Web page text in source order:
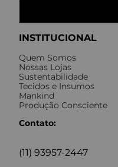
INSTITUCIONAL
Quem Somos
Nossas Lojas
Sustentabilidade
Tecidos e Insumos
Mankind
Produção Consciente
Contato:
(11) 93957-2447